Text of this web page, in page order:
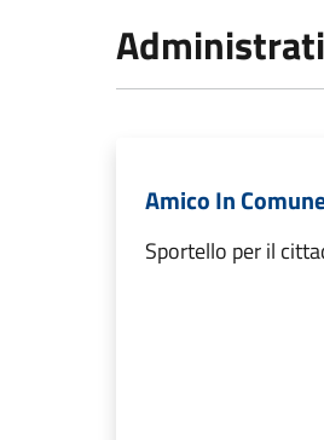
Amico In
Sportello per il